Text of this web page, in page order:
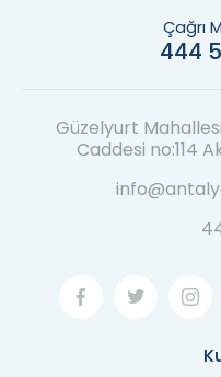
Çağrı
444
Güzelyurt
Caddesi no:114